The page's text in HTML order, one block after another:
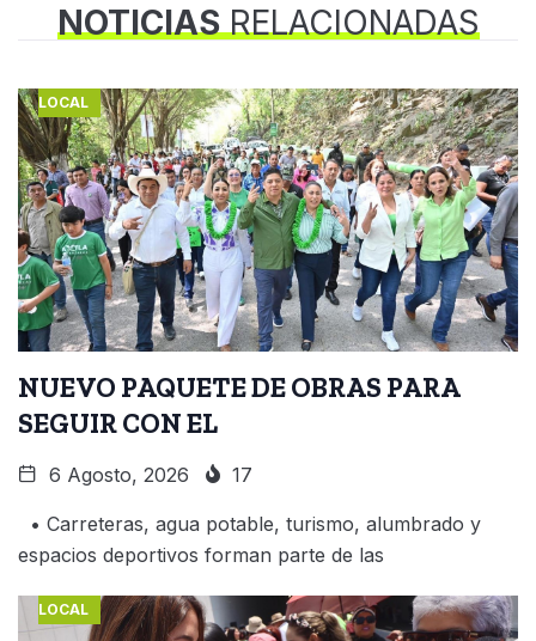
NOTICIASRELACIONADAS
LOCAL
NUEVO PAQUETE DE OBRAS PARA
SEGUIR CON EL
6 Agosto, 2026 17
• Carreteras, agua potable, turismo, alumbrado y
espacios deportivos forman parte de las
LOCAL